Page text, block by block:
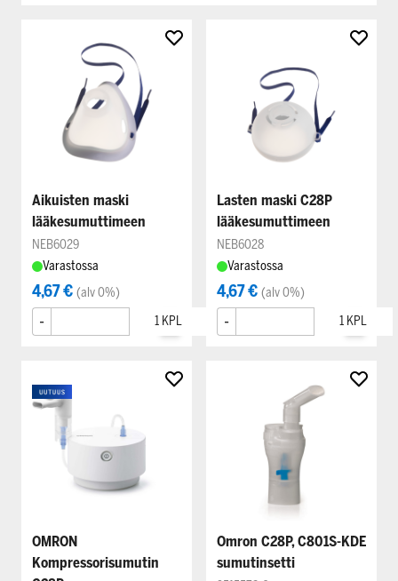
Aikuisten maski
lääkesumuttimeen
NEB6029
Varastossa
4,67 € (alv 0%)
-
Lasten maski C28P
lääkesumuttimeen
NEB6028
Varastossa
4,67 € (alv 0%)
-
OMRON
Kompressorisumutin
Omron C28P, C801S-KDE
sumutinsetti